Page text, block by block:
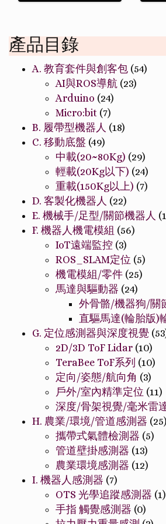
產品目錄
A. 教育套件與創客包 (54)
AI與ROS導航 (23)
Arduino (24)
Micro:bit (7)
B. 履帶型機器人 (18)
C. 移動底盤 (49)
中載(20~80Kg) (29)
輕載(20Kg以下) (24)
重載(150Kg以上) (7)
D. 客製化機器人 (22)
E. 機械手/足型/關節機器人
F. 機器人機電模組 (56)
IoT遠端監控 (3)
ROS_SLAM定位 (5)
機電模組/零件 (25)
馬達與驅動器 (24)
外骨骼/機器狗/關
直驅馬達(輪胎版)
G. 定位感測器與深度視覺
2D/3D ToF Lidar (10)
TeraBee ToF系列 (10)
定向/姿態/航向角 (3)
戶外/室內精準定位 (11)
深度/骨架視覺/毫米雷
H. 農業/環境/管道感測器 (25)
攜帶式氣體檢測器 (5)
管道壁掛感測器 (13)
農業環境感測器 (12)
I. 機器人感測器 (7)
OTS 光學追蹤感測器 (1)
手指 觸覺感測器 (0)